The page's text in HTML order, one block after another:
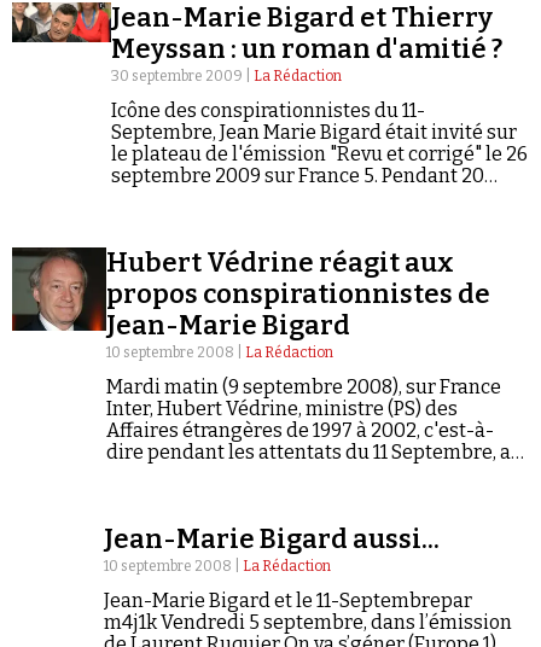
Jean-Marie Bigard et Thierry
Meyssan : un roman d'amitié ?
30 septembre 2009 | La Rédaction
Icône des conspirationnistes du 11-
Septembre, Jean Marie Bigard était invité sur
le plateau de l'émission "Revu et corrigé" le 26
septembre 2009 sur France 5. Pendant 20
Hubert Védrine réagit aux
propos conspirationnistes de
Jean-Marie Bigard
10 septembre 2008 | La Rédaction
Mardi matin (9 septembre 2008), sur France
Inter, Hubert Védrine, ministre (PS) des
Affaires étrangères de 1997 à 2002, c'est-à-
dire pendant les attentats du 11 Septembre, a
Jean-Marie Bigard aussi...
10 septembre 2008 | La Rédaction
Jean-Marie Bigard et le 11-Septembrepar
m4j1k Vendredi 5 septembre, dans l’émission